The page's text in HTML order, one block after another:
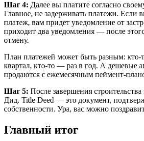
Шаг 4: Далее вы платите согласно
Главное, не задерживать платежи. Если
платеж, вам придет уведомление от
приходит два уведомления — после
отмену.
План платежей может быть разным: кто-
квартал, кто-то — раз в год. А дешевые
продаются с ежемесячным пеймент-
Шаг 5: После завершения
Дид. Title Deed — это документ,
собственности. Ура, вас можно
Главный итог